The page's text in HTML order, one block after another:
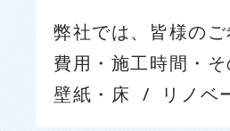
弊社では、皆様の
費用・施工時間・
壁紙・床 / リノベ